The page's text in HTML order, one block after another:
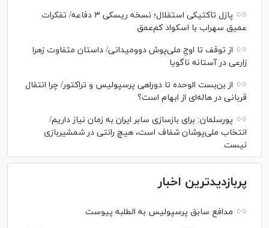
پازل تاکتیکی استقلال؛ نسخه ریسکی ۳ دفاعه/ تفکرات
عمیق سهراب با اسکواد کم‌عمق
از توقف تا اوجِ ملی‌پوش دوومیدانی/ داستان متفاوت زهرا
زارعی در آستانه ناگویا
از بن‌بست الوحده تا دوراهی پرسپولیس و تراکتور/ چرا انتقال
قربانی در هاله‌ای از ابهام است؟
پورسلمان: برای بازسازی سابر ایران به زمان نیاز داریم/
انتخاب ملی‌پوشان شفاف است، هیچ رانتی در شمشیربازی
نیست
پربازدیدترین اخبار
مدافع سابق پرسپولیس به الطلبه پیوست